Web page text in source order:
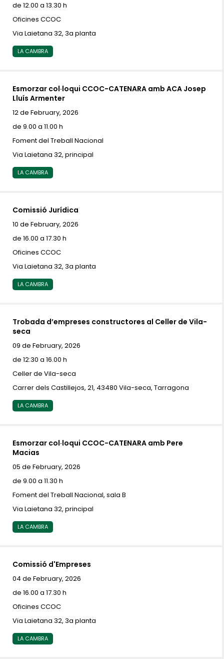
de 12.00 a 13.30 h
Oficines CCOC
Via Laietana 32, 3a planta
LA CAMBRA
Esmorzar col·loqui CCOC-CATENARA amb ACA Josep
Lluís Armenter
12 de February, 2026
de 9.00 a 11.00 h
Foment del Treball Nacional
Via Laietana 32, principal
LA CAMBRA
Comissió Jurídica
10 de February, 2026
de 16.00 a 17.30 h
Oficines CCOC
Via Laietana 32, 3a planta
LA CAMBRA
Trobada d’empreses constructores al Celler de Vila-
seca
09 de February, 2026
de 12:30 a 16.00 h
Celler de Vila-seca
Carrer dels Castillejos, 21, 43480 Vila-seca, Tarragona
LA CAMBRA
Esmorzar col·loqui CCOC-CATENARA amb Pere
Macias
05 de February, 2026
de 9.00 a 11.30 h
Foment del Treball Nacional, sala B
Via Laietana 32, principal
LA CAMBRA
Comissió d'Empreses
04 de February, 2026
de 16.00 a 17.30 h
Oficines CCOC
Via Laietana 32, 3a planta
LA CAMBRA